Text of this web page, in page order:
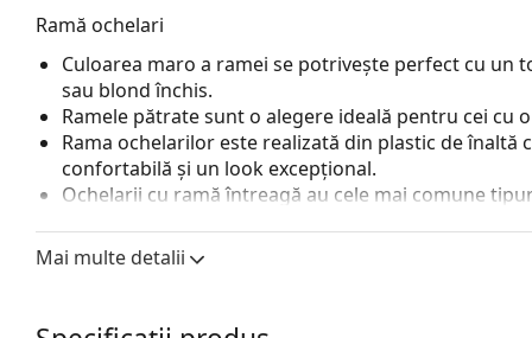
Ramă ochelari
Culoarea maro a ramei se potrivește perfect cu un
sau blond închis.
Ramele pătrate sunt o alegere ideală pentru cei
Rama ochelarilor este realizată din plastic de
confortabilă și un look excepțional.
Ochelarii cu ramă întreagă au cele mai comune
avantajele lor putem menționa rezistența,
principal, protecția lor împotriva deteriorării. Acest
Mai multe detalii